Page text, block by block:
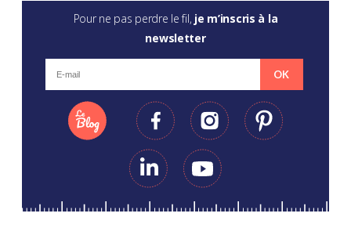
Pour ne pas perdre le fil, je m’inscris à la
newsletter
OK